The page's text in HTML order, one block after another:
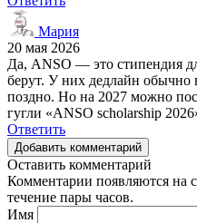
Мария
20 мая 2026
Да, ANSO — это стипендия
берут. У них дедлайн обычно
поздно. Но на 2027 можно
гугли «ANSO scholarship
Ответить
Добавить комментарий
Оставить комментарий
Комментарии появляются на
течение пары часов.
Имя